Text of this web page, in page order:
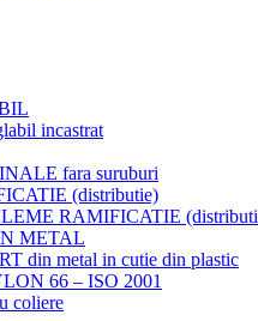
incastrat
fara suruburi
(distributie)
RAMIFICATIE
METAL
din metal in cutie din plastic
66 – ISO 2001
coliere